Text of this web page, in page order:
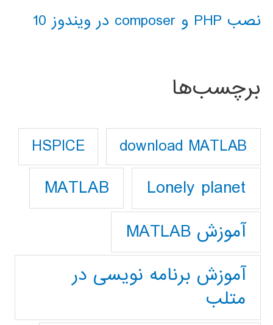
نصب PHP و composer در ویندوز 10
برچسب‌ها
download MATLAB
HSPICE
Lonely planet
MATLAB
آموزش MATLAB
آموزش برنامه نویسی در
متلب